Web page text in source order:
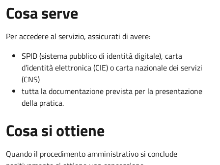
Cosa serve
Per accedere al servizio, assicurati di avere:
SPID (sistema pubblico di identità digitale), carta
d’identità elettronica (CIE) o carta nazionale dei servizi
(CNS)
tutta la documentazione prevista per la presentazione
della pratica.
Cosa si ottiene
Quando il procedimento amministrativo si conclude